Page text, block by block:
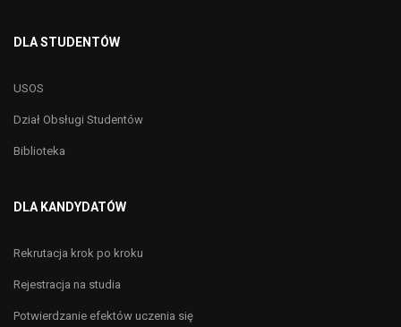
DLA STUDENTÓW
USOS
Dział Obsługi Studentów
Biblioteka
DLA KANDYDATÓW
Rekrutacja krok po kroku
Rejestracja na studia
Potwierdzanie efektów uczenia się